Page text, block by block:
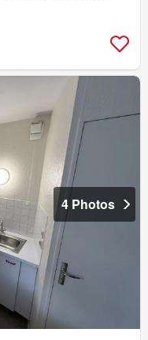
4 Photos